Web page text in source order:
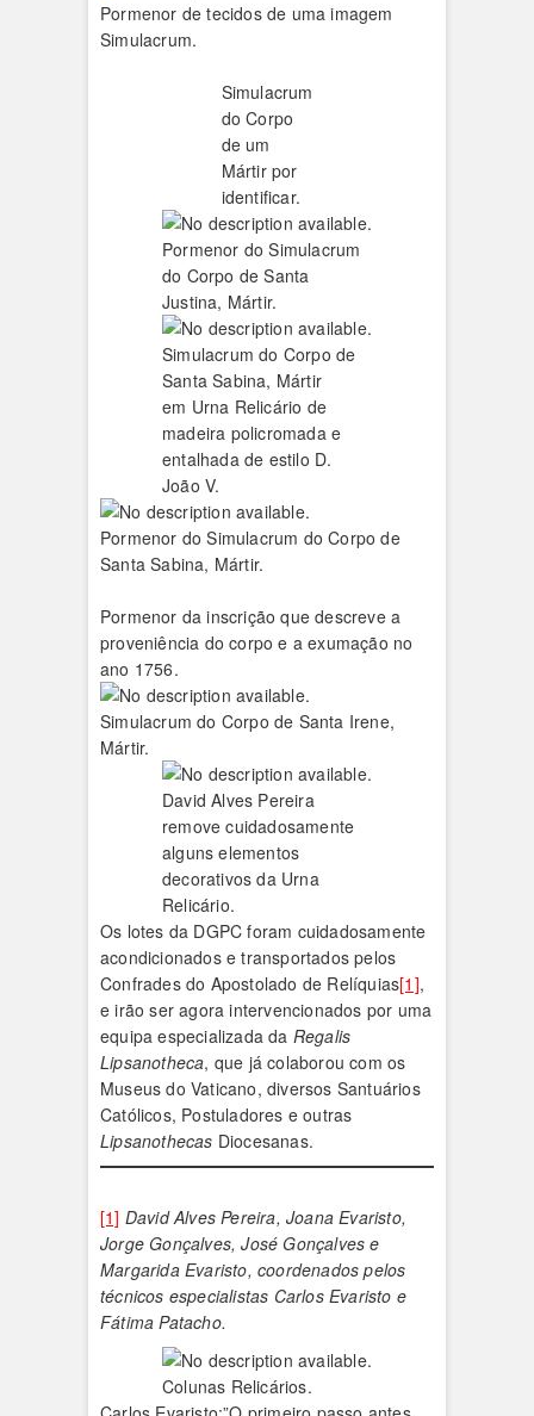
Pormenor de tecidos de uma imagem
Simulacrum.
Simulacrum
do Corpo
de um
Mártir por
identificar.
Pormenor do Simulacrum
do Corpo de Santa
Justina, Mártir.
Simulacrum do Corpo de
Santa Sabina, Mártir
em Urna Relicário de
madeira policromada e
entalhada de estilo D.
João V.
Pormenor do Simulacrum do Corpo de
Santa Sabina, Mártir.
Pormenor da inscrição que descreve a
proveniência do corpo e a exumação no
ano 1756.
Simulacrum do Corpo de Santa Irene,
Mártir.
David Alves Pereira
remove cuidadosamente
alguns elementos
decorativos da Urna
Relicário.
Os lotes da DGPC foram cuidadosamente
acondicionados e transportados pelos
Confrades do Apostolado de Relíquias[1],
e irão ser agora intervencionados por uma
equipa especializada da Regalis
Lipsanotheca, que já colaborou com os
Museus do Vaticano, diversos Santuários
Católicos, Postuladores e outras
Lipsanothecas Diocesanas.
[1] David Alves Pereira, Joana Evaristo,
Jorge Gonçalves, José Gonçalves e
Margarida Evaristo, coordenados pelos
técnicos especialistas Carlos Evaristo e
Fátima Patacho.
Colunas Relicários.